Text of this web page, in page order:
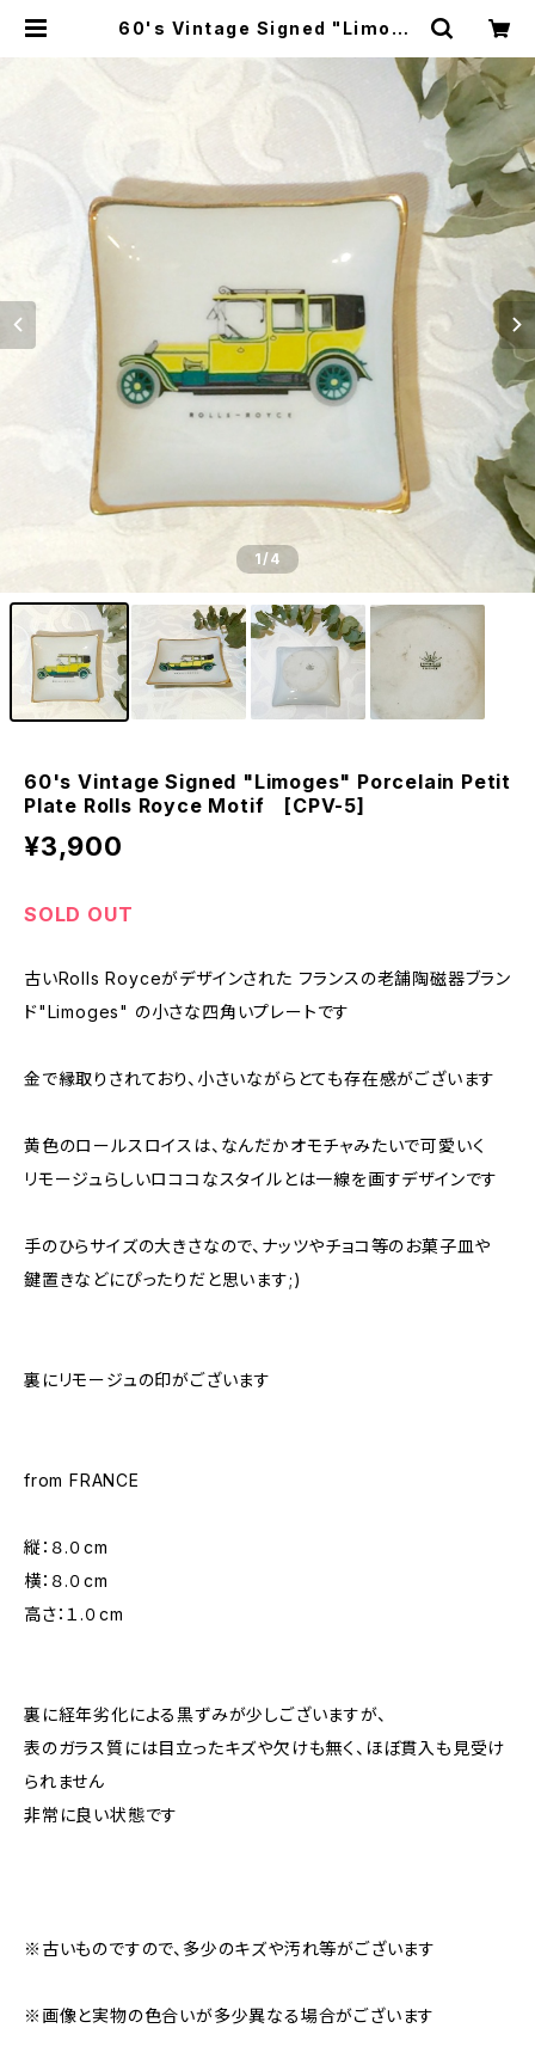
60's Vintage Signed "Limoge
Royce Motif [CPV-5] | miñan
gos web shop
1/4
60's Vintage Signed "Limoges" Porcelain Petit
Plate Rolls Royce Motif [CPV-5]
¥3,900
SOLD OUT
古いRolls Royceがデザインされた フランスの老舗陶磁器ブラン
ド"Limoges" の小さな四角いプレートです
金で縁取りされており、小さいながらとても存在感がございます
黄色のロールスロイスは、なんだかオモチャみたいで可愛いく
リモージュらしいロココなスタイルとは一線を画すデザインです
手のひらサイズの大きさなので、ナッツやチョコ等のお菓子皿や
鍵置きなどにぴったりだと思います;)
裏にリモージュの印がございます
from FRANCE
縦：８.０cm
横：８.０cm
高さ：１.０cm
裏に経年劣化による黒ずみが少しございますが、
表のガラス質には目立ったキズや欠けも無く、ほぼ貫入も見受け
られません
非常に良い状態です
※古いものですので、多少のキズや汚れ等がございます
※画像と実物の色合いが多少異なる場合がございます